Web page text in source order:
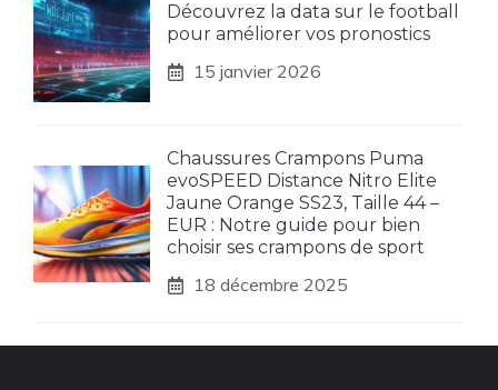
Découvrez la data sur le football
pour améliorer vos pronostics
15 janvier 2026
Chaussures Crampons Puma
evoSPEED Distance Nitro Elite
Jaune Orange SS23, Taille 44 –
EUR : Notre guide pour bien
choisir ses crampons de sport
18 décembre 2025